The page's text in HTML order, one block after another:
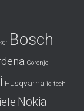
Bosch
Gorenje
Husqvarna id tech
Nokia